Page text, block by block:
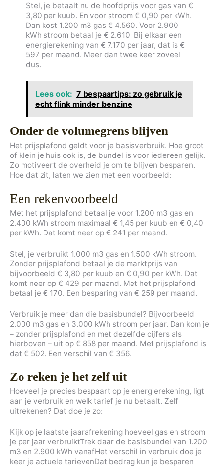
Stel, je betaalt nu de hoofdprijs voor gas van €
3,80 per kuub. En voor stroom € 0,90 per kWh.
Dan kost 1.200 m3 gas € 4.560. Voor 2.900
kWh stroom betaal je € 2.610. Bij elkaar een
energierekening van € 7.170 per jaar, dat is €
597 per maand. Meer dan twee keer zoveel
dus.
Lees ook: 7 bespaartips: zo gebruik je
echt flink minder benzine
Onder de volumegrens blijven
Het prijsplafond geldt voor je basisverbruik. Hoe groot
of klein je huis ook is, de bundel is voor iedereen gelijk.
Zo motiveert de overheid je om te blijven besparen.
Hoe dat zit, laten we zien met een voorbeeld:
Een rekenvoorbeeld
Met het prijsplafond betaal je voor 1.200 m3 gas en
2.400 kWh stroom maximaal € 1,45 per kuub en € 0,40
per kWh. Dat komt neer op € 241 per maand.
Stel, je verbruikt 1.000 m3 gas en 1.500 kWh stroom.
Zonder prijsplafond betaal je de marktprijs van
bijvoorbeeld € 3,80 per kuub en € 0,90 per kWh. Dat
komt neer op € 429 per maand. Met het prijsplafond
betaal je € 170. Een besparing van € 259 per maand.
Verbruik je meer dan die basisbundel? Bijvoorbeeld
2.000 m3 gas en 3.000 kWh stroom per jaar. Dan kom je
– zonder prijsplafond en met dezelfde cijfers als
hierboven – uit op € 858 per maand. Met prijsplafond is
dat € 502. Een verschil van € 356.
Zo reken je het zelf uit
Hoeveel je precies bespaart op je energierekening, ligt
aan je verbruik en welk tarief je nu betaalt. Zelf
uitrekenen? Dat doe je zo:
Kijk op je laatste jaarafrekening hoeveel gas en stroom
je per jaar verbruiktTrek daar de basisbundel van 1.200
m3 en 2.900 kWh vanafHet verschil in verbruik doe je
keer je actuele tarievenDat bedrag kun je besparen